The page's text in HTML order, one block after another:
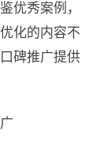
优秀案例，
化的内容不
碑推广提供